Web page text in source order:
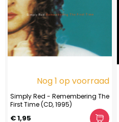
Nog 1 op voorraad
Simply Red - Remembering The
First Time (CD, 1995)
€ 1,95